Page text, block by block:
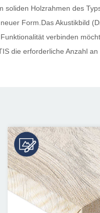
soliden Holzrahmen des
Form.Das Akustikbild
verbinden
die erforderliche Anzahl